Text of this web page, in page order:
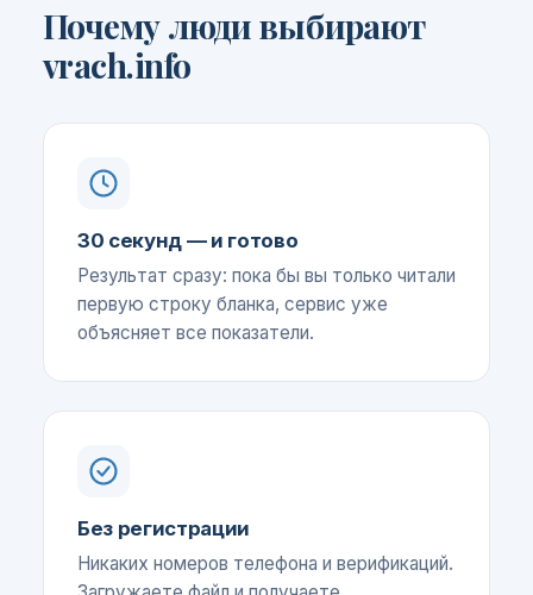
Почему люди выбирают
vrach.info
30 секунд — и готово
Результат сразу: пока бы вы только читали
первую строку бланка, сервис уже
объясняет все показатели.
Без регистрации
Никаких номеров телефона и верификаций.